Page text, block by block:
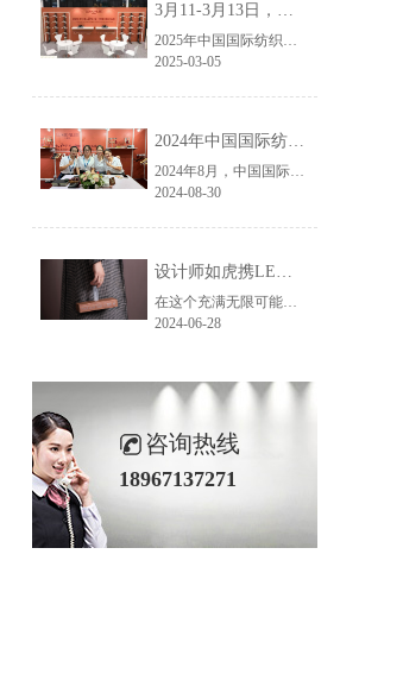
3月11-3月13日，华恩诚邀您共赴上海面辅料春夏展——华恩
2025年中国国际纺织面料及辅料（春夏）博览会即将盛大开启！感谢您对华恩品牌的关注！3.11-3.13，杭州华恩（LEMONLEE）诚邀您共赴这场春日的宴会！
2025-03-05
2024年中国国际纺织面料及辅料（秋冬）博览会完美收官！——华恩
2024年8月，中国国际纺织面料及辅料（秋冬）博览会完美收官！作为一家拥有30年历史的专业衣架制造商，我们非常荣幸能够参与这一盛会，并在此期间与众多客户进行了广泛而深入的交流。
2024-08-30
设计师如虎携LEMONLEE红雪松礼盒荣获第六届未来·已来香港新锐当代设计奖铜奖
在这个充满无限可能的2024年夏季，LEMONLEE品牌设计师如虎以其非凡的创意与对自然的深刻理解，精心打造的红雪松木球礼盒，在“2024未来·已来——第六届香港新锐当代设计奖”中摘得铜奖。这不仅是对设计师如虎原创设计能力的嘉奖，更是对LEMONLEE品牌的高度认可。
2024-06-28
咨询热线
18967137271